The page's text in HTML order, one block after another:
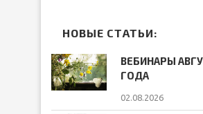
НОВЫЕ СТАТЬИ:
ВЕБИНАРЫ
ГОДА
02.08.2026